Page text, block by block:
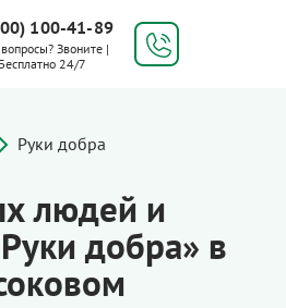
100-41-89
вопросы? Звоните |
Бесплатно 24/7
Руки добра
людей и
добра» в